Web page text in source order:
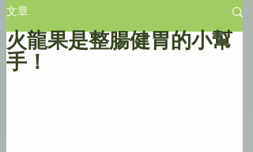
文章
火龍果是整腸健胃的小幫
手！